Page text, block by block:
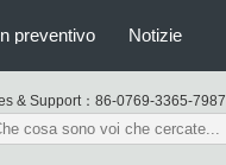
preventivo Notizie
& Support： 86-0769-3365-7987